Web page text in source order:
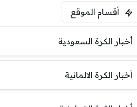
فرينتسفاروشي
مباراة ودية
أقسام الموقع
أخبار الكرة السعودية
أخبار الكرة الالمانية